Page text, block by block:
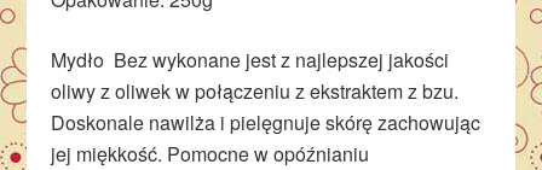
Mydło Bez wykonane jest z najlepszej jakości
oliwy z oliwek w połączeniu z ekstraktem z bzu.
Doskonale nawilża i pielęgnuje skórę zachowując
jej miękkość. Pomocne w opóźnianiu